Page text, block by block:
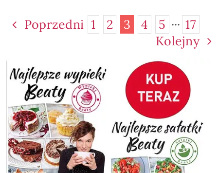
Poprzedni 1 2 3 4 5 ··· 17
Kolejny